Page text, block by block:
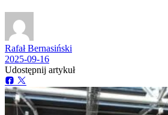
Rafał Bernasiński
2025-09-16
Udostępnij artykuł